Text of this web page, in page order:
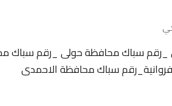
سباك محافظة حولى _رقم سباك
سباك محافظة الاحمدى